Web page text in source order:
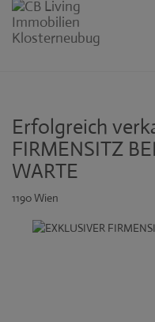
Erfolgreich
FIRMENSITZ
WARTE
1190 Wien